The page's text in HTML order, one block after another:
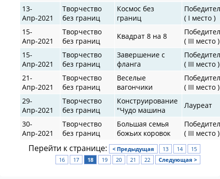
13-
Апр-2021
Творчество
без границ
Космос без
границ
( I место )
15-
Апр-2021
Творчество
без границ
Квадрат 8 на 8
( III место )
15-
Апр-2021
Творчество
без границ
Завершение с
фланга
( III место )
21-
Апр-2021
Творчество
без границ
Веселые
вагончики
( III место )
29-
Апр-2021
Творчество
без границ
Конструирование
"Чудо машина
Лауреат
30-
Апр-2021
Творчество
без границ
Большая семья
божьих коровок
( III место )
Перейти к странице: < Предыдущая 13 14
15
16
17 18 19 20 21 22 Следующая >